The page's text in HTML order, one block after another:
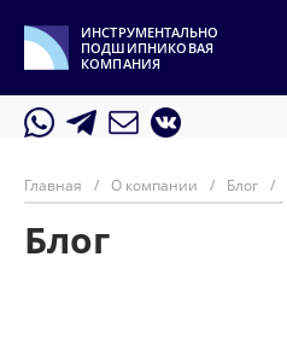
ИНСТРУМЕНТАЛЬНО
ПОДШИПНИКОВАЯ
КОМПАНИЯ
Главная / О компании / Блог /
Блог